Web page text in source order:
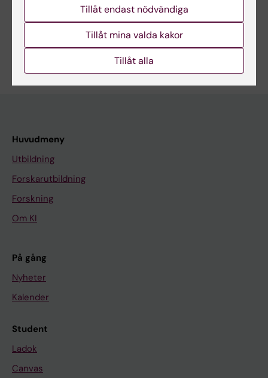
Tekniker och metoder:
Register
Är du Åsa Hallqvist Everhov?
Huvudmeny
Utbildning
Forskarutbildning
Forskning
Om KI
På gång
Nyheter
Kalender
Student
Ladok
Canvas
Tillåt endast nödvändiga
Tillåt mina valda kakor
Tillåt alla